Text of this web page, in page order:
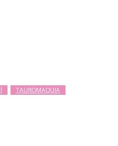
TAUROMAQUIA